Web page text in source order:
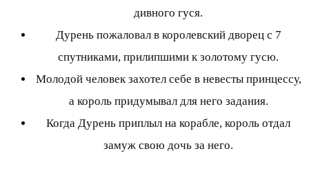
дивного гуся.
Дурень пожаловал в королевский дворец с 7
спутниками, прилипшими к золотому гусю.
Молодой человек захотел себе в невесты принцессу,
а король придумывал для него задания.
Когда Дурень приплыл на корабле, король отдал
замуж свою дочь за него.